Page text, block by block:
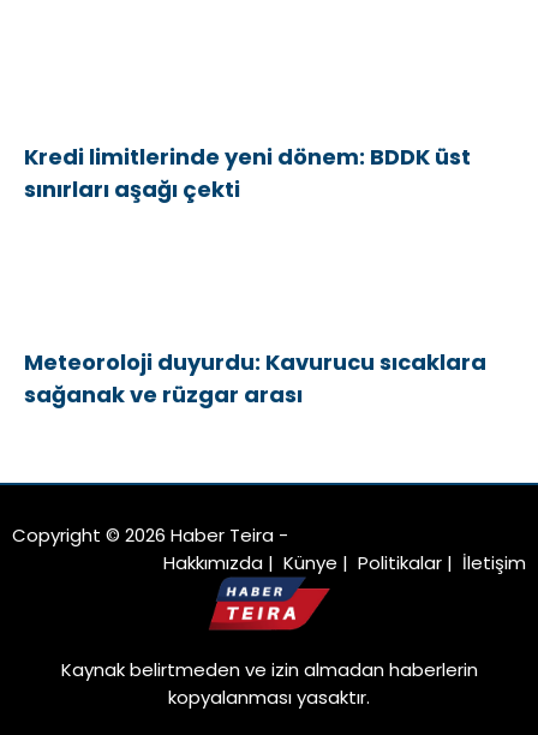
Kredi limitlerinde yeni dönem: BDDK üst
sınırları aşağı çekti
Meteoroloji duyurdu: Kavurucu sıcaklara
sağanak ve rüzgar arası
Copyright © 2026 Haber Teira -
Hakkımızda | Künye | Politikalar | İletişim
Kaynak belirtmeden ve izin almadan haberlerin
kopyalanması yasaktır.